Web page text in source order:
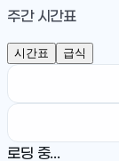
주간 시간표
시간표 급식
로딩 중...